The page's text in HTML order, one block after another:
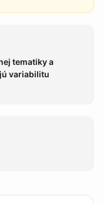
tematiky a
variabilitu